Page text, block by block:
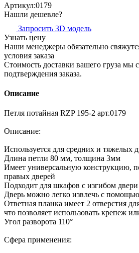
Артикул:0179
Нашли дешевле?
Запросить 3D модель
Узнать цену
Наши менеджеры обязательно
условия заказа
Стоимость доставки вашего груза
подтверждения заказа.
Описание
Петля потайная RZP 195-2 арт.0179
Описание:
Используется для средних и тяжелых
Длина петли 80 мм, толщина 3мм
Имеет универсальную конструкцию,
правых дверей
Подходит для шкафов с изгибом
Дверь можно легко извлечь с
Ответная планка имеет 2 отверстия
что позволяет использовать крепеж
Угол разворота 110°
Сфера применения: